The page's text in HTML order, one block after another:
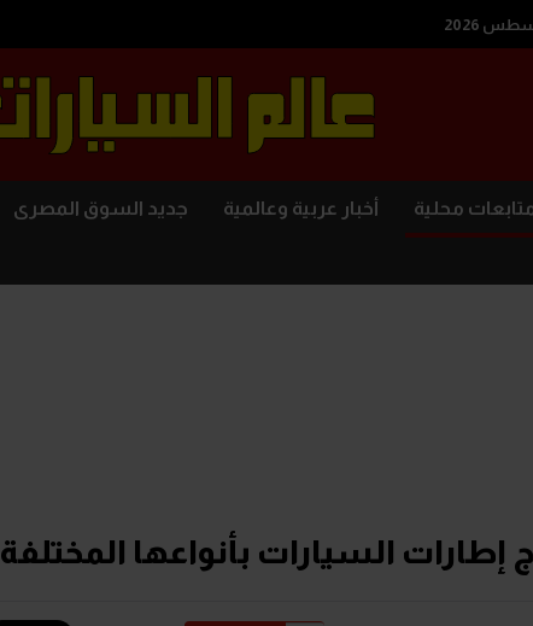
محلية أخبار عربية وعالمية جديد السوق المصرى
إطارات السيارات بأنواعها المختلفة